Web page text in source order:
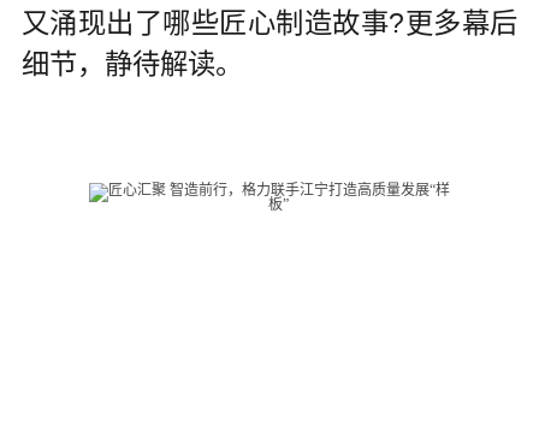
又涌现出了哪些匠心制造故事?更多幕后
细节，静待解读。